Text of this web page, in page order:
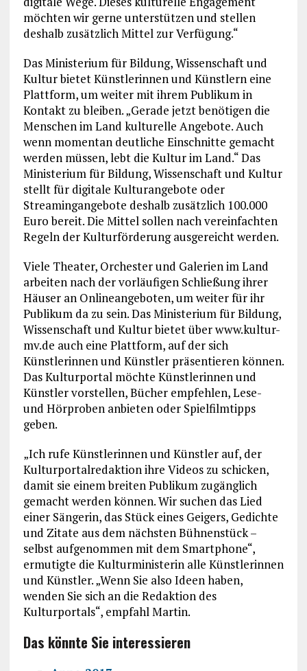
möchten wir gerne unterstützen und stellen
deshalb zusätzlich Mittel zur Verfügung.“
Das Ministerium für Bildung, Wissenschaft und
Kultur bietet Künstlerinnen und Künstlern eine
Plattform, um weiter mit ihrem Publikum in
Kontakt zu bleiben. „Gerade jetzt benötigen die
Menschen im Land kulturelle Angebote. Auch
wenn momentan deutliche Einschnitte gemacht
werden müssen, lebt die Kultur im Land.“ Das
Ministerium für Bildung, Wissenschaft und Kultur
stellt für digitale Kulturangebote oder
Streamingangebote deshalb zusätzlich 100.000
Euro bereit. Die Mittel sollen nach vereinfachten
Regeln der Kulturförderung ausgereicht werden.
Viele Theater, Orchester und Galerien im Land
arbeiten nach der vorläufigen Schließung ihrer
Häuser an Onlineangeboten, um weiter für ihr
Publikum da zu sein. Das Ministerium für Bildung,
Wissenschaft und Kultur bietet über www.kultur-
mv.de auch eine Plattform, auf der sich
Künstlerinnen und Künstler präsentieren können.
Das Kulturportal möchte Künstlerinnen und
Künstler vorstellen, Bücher empfehlen, Lese-
und Hörproben anbieten oder Spielfilmtipps
geben.
„Ich rufe Künstlerinnen und Künstler auf, der
Kulturportalredaktion ihre Videos zu schicken,
damit sie einem breiten Publikum zugänglich
gemacht werden können. Wir suchen das Lied
einer Sängerin, das Stück eines Geigers, Gedichte
und Zitate aus dem nächsten Bühnenstück –
selbst aufgenommen mit dem Smartphone“,
ermutigte die Kulturministerin alle Künstlerinnen
und Künstler. „Wenn Sie also Ideen haben,
wenden Sie sich an die Redaktion des
Kulturportals“, empfahl Martin.
Das könnte Sie interessieren